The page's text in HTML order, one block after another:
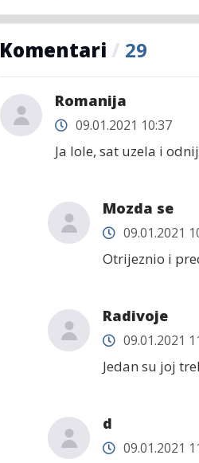
Komentari / 29
Romanija
09.01.2021 10:37
Ja lole, sat uzela i
Mozda se
09.01.2021
Otrijeznio i
Radivoje
09.01.2021
Jedan su joj
d
09.01.2021